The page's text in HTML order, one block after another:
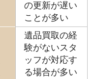
の更新が遅い
ことが多い
遺品買取の経
験がないスタ
ッフが対応す
る場合が多い